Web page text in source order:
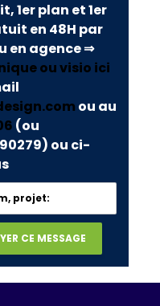
1er plan et 1er
en 48H par
en agence ⇒
ou visio ici
ou au
(ou
ou ci-